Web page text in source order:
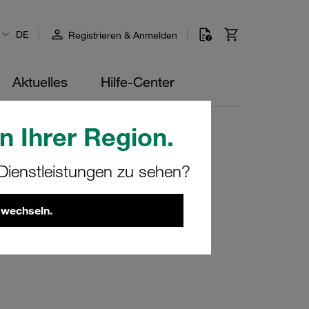
Ihrer Region.
zu sehen?
DE Registrieren & Anmelden
Aktuelles Hilfe-Center